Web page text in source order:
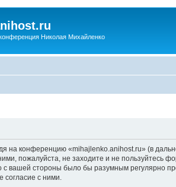
Николая Михайленко
на конференцию «mihajlenko.anihost.ru» (в
пожалуйста, не заходите и не пользуйтесь
вашей стороны было бы разумным регулярно
согласие с ними.